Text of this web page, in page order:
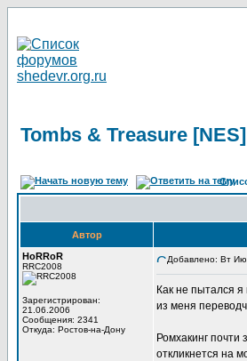
Tombs & Treasure [NES]
Автор
HoRRoR
RRC2008
Зарегистрирован:
21.06.2006
Сообщения: 2341
Откуда: Ростов-на-Дону
Добавлено: Вт
Как не пытался
из меня
Ромхакинг почти
откликнется на